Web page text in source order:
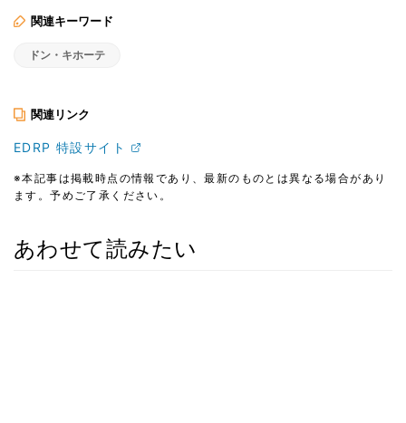
関連キーワード
ドン・キホーテ
関連リンク
EDRP 特設サイト
※本記事は掲載時点の情報であり、最新のものとは異なる場合があり
ます。予めご了承ください。
あわせて読みたい